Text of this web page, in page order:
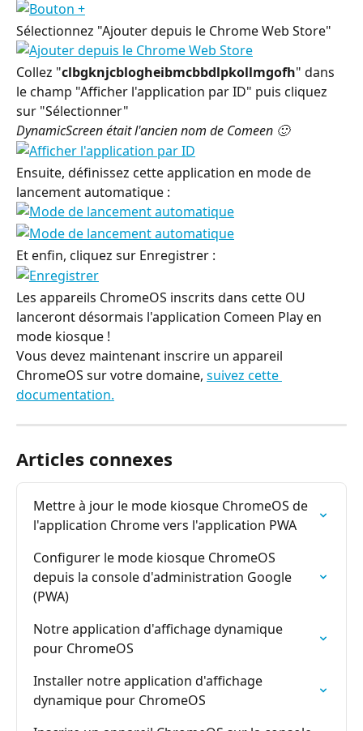
Sélectionnez "Ajouter depuis le Chrome Web Store"
Collez "clbgknjcblogheibmcbbdlpkollmgofh" dans
le champ "Afficher l'application par ID" puis cliquez
sur "Sélectionner"
DynamicScreen était l'ancien nom de Comeen 🙂
Ensuite, définissez cette application en mode de
lancement automatique :
Et enfin, cliquez sur Enregistrer :
Les appareils ChromeOS inscrits dans cette OU
lanceront désormais l'application Comeen Play en
mode kiosque !
Vous devez maintenant inscrire un appareil
ChromeOS sur votre domaine, suivez cette
documentation.
Articles connexes
Mettre à jour le mode kiosque ChromeOS de
l'application Chrome vers l'application PWA
Configurer le mode kiosque ChromeOS
depuis la console d'administration Google
(PWA)
Notre application d'affichage dynamique
pour ChromeOS
Installer notre application d'affichage
dynamique pour ChromeOS